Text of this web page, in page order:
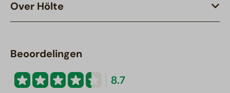
Over Hölte
Beoordelingen
8.7